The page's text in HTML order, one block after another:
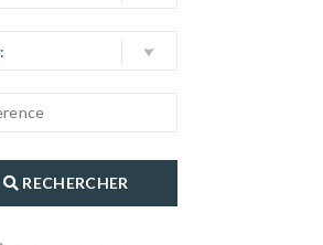
RECHERCHER